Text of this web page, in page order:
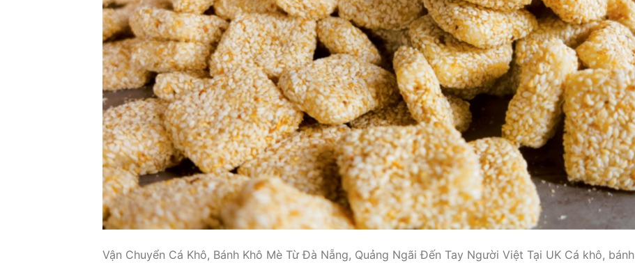
Vận Chuyển Cá Khô, Bánh Khô Mè Từ Đà Nẵng, Quảng Ngãi Đến Tay Người Việt Tại UK Cá khô, bánh